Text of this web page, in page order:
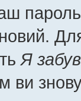
Я
ви